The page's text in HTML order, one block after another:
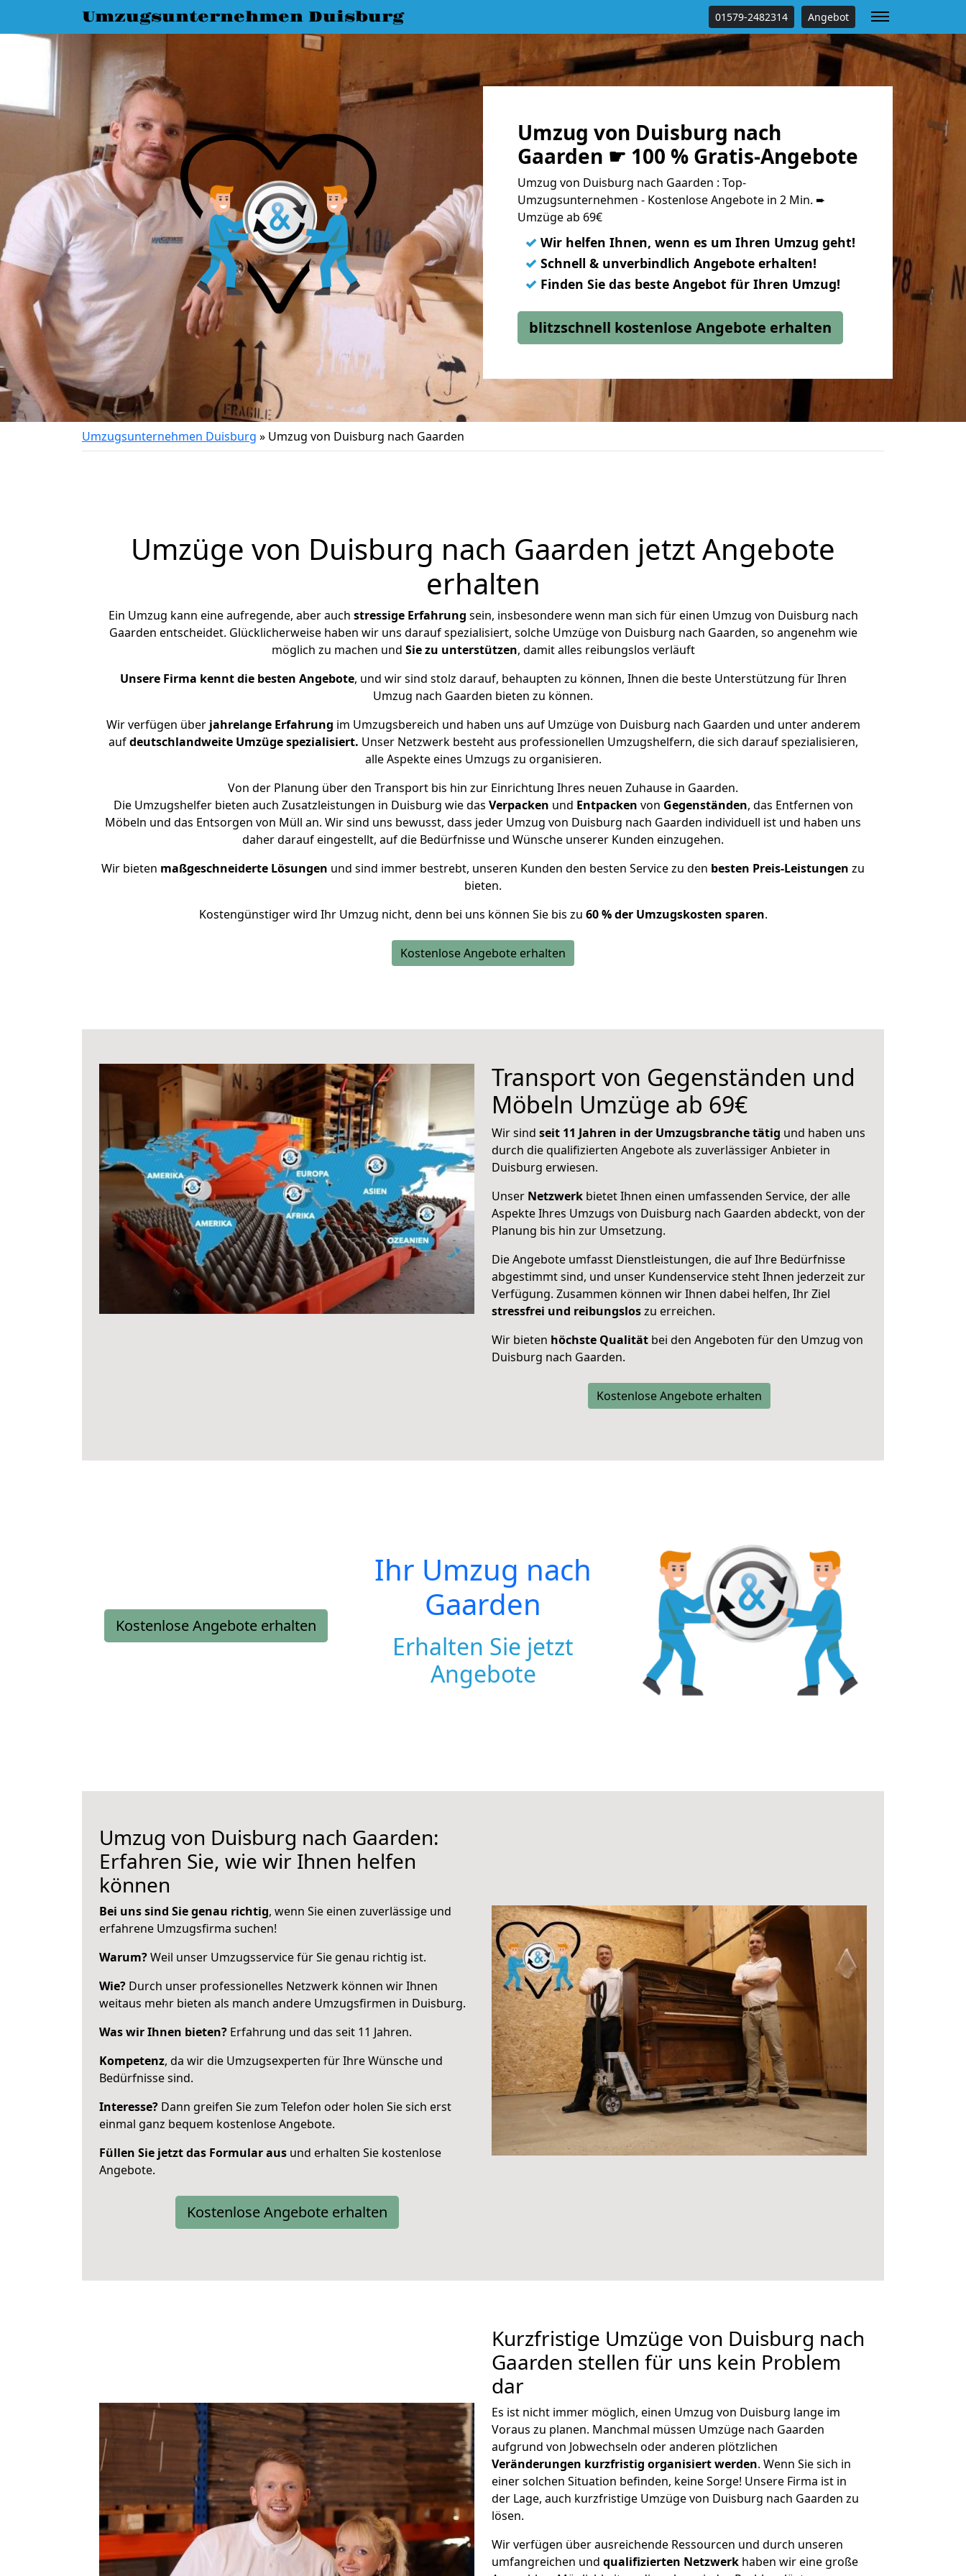
Umzugsunternehmen Duisburg 01579-2482314 Angebot
Umzug von Duisburg nach
Gaarden ☛ 100 % Gratis-Angebote
Umzug von Duisburg nach Gaarden : Top-
Umzugsunternehmen - Kostenlose Angebote in 2 Min. ➨
Umzüge ab 69€
✓ Wir helfen Ihnen, wenn es um Ihren Umzug geht!
✓ Schnell & unverbindlich Angebote erhalten!
✓ Finden Sie das beste Angebot für Ihren Umzug!
blitzschnell kostenlose Angebote erhalten
Umzugsunternehmen Duisburg » Umzug von Duisburg nach Gaarden
Umzüge von Duisburg nach Gaarden jetzt Angebote
erhalten
Ein Umzug kann eine aufregende, aber auch stressige Erfahrung sein, insbesondere wenn man sich für einen Umzug von Duisburg nach
Gaarden entscheidet. Glücklicherweise haben wir uns darauf spezialisiert, solche Umzüge von Duisburg nach Gaarden, so angenehm wie
möglich zu machen und Sie zu unterstützen, damit alles reibungslos verläuft
Unsere Firma kennt die besten Angebote, und wir sind stolz darauf, behaupten zu können, Ihnen die beste Unterstützung für Ihren
Umzug nach Gaarden bieten zu können.
Wir verfügen überjahrelange Erfahrung im Umzugsbereich und haben uns auf Umzüge von Duisburg nach Gaarden und unter anderem
aufdeutschlandweite Umzüge spezialisiert. Unser Netzwerk besteht aus professionellen Umzugshelfern, die sich darauf spezialisieren,
alle Aspekte eines Umzugs zu organisieren.
Von der Planung über den Transport bis hin zur Einrichtung Ihres neuen Zuhause in Gaarden.
Die Umzugshelfer bieten auch Zusatzleistungen in Duisburg wie das Verpacken und Entpacken von Gegenständen, das Entfernen von
Möbeln und das Entsorgen von Müll an. Wir sind uns bewusst, dass jeder Umzug von Duisburg nach Gaarden individuell ist und haben uns
daher darauf eingestellt, auf die Bedürfnisse und Wünsche unserer Kunden einzugehen.
Wir bieten maßgeschneiderte Lösungen und sind immer bestrebt, unseren Kunden den besten Service zu den besten Preis-Leistungen zu
bieten.
Kostengünstiger wird Ihr Umzug nicht, denn bei uns können Sie bis zu 60 % der Umzugskosten sparen.
Kostenlose Angebote erhalten
Transport von Gegenständen und
Möbeln Umzüge ab 69€
Wir sind seit 11 Jahren in der Umzugsbranche tätig und haben uns
durch die qualifizierten Angebote als zuverlässiger Anbieter in
Duisburg erwiesen.
Unser Netzwerk bietet Ihnen einen umfassenden Service, der alle
Aspekte Ihres Umzugs von Duisburg nach Gaarden abdeckt, von der
Planung bis hin zur Umsetzung.
Die Angebote umfasst Dienstleistungen, die auf Ihre Bedürfnisse
abgestimmt sind, und unser Kundenservice steht Ihnen jederzeit zur
Verfügung. Zusammen können wir Ihnen dabei helfen, Ihr Ziel
stressfrei und reibungsloszu erreichen.
Wir bieten höchste Qualität bei den Angeboten für den Umzug von
Duisburg nach Gaarden.
Kostenlose Angebote erhalten
Kostenlose Angebote erhalten
Ihr Umzug nach
Gaarden
Erhalten Sie jetzt
Angebote
Umzug von Duisburg nach Gaarden:
Erfahren Sie, wie wir Ihnen helfen
können
Bei uns sind Sie genau richtig, wenn Sie einen zuverlässige und
erfahrene Umzugsfirma suchen!
Warum?Weil unser Umzugsservice für Sie genau richtig ist.
Wie? Durch unser professionelles Netzwerk können wir Ihnen
weitaus mehr bieten als manch andere Umzugsfirmen in Duisburg.
Was wir Ihnen bieten? Erfahrung und das seit 11 Jahren.
Kompetenz, da wir die Umzugsexperten für Ihre Wünsche und
Bedürfnisse sind.
Interesse? Dann greifen Sie zum Telefon oder holen Sie sich erst
einmal ganz bequem kostenlose Angebote.
Füllen Sie jetzt das Formular aus und erhalten Sie kostenlose
Angebote.
Kostenlose Angebote erhalten
Kurzfristige Umzüge von Duisburg nach
Gaarden stellen für uns kein Problem
dar
Es ist nicht immer möglich, einen Umzug von Duisburg lange im
Voraus zu planen. Manchmal müssen Umzüge nach Gaarden
aufgrund von Jobwechseln oder anderen plötzlichen
Veränderungen kurzfristig organisiert werden. Wenn Sie sich in
einer solchen Situation befinden, keine Sorge! Unsere Firma ist in
der Lage, auch kurzfristige Umzüge von Duisburg nach Gaarden zu
lösen.
Wir verfügen über ausreichende Ressourcen und durch unseren
umfangreichen und qualifizierten Netzwerk haben wir eine große